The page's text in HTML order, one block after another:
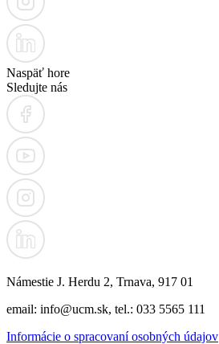
Naspäť hore
Sledujte nás
Námestie J. Herdu 2, Trnava, 917 01
email: info@ucm.sk, tel.: 033 5565 111
Informácie o spracovaní osobných údajov